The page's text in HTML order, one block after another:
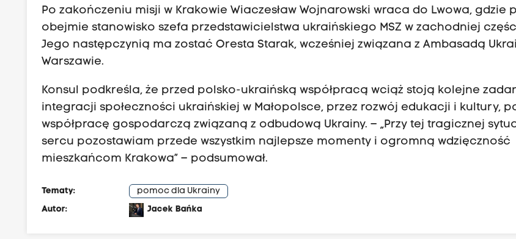
Po zakończeniu misji w Krakowie Wiaczesław Wojnarowski wraca do Lwowa, gdzie
obejmie stanowisko szefa przedstawicielstwa ukraińskiego MSZ w zachodniej
Jego następczynią ma zostać Oresta Starak, wcześniej związana z Ambasadą
Warszawie.
Konsul podkreśla, że przed polsko-ukraińską współpracą wciąż stoją kolejne
integracji społeczności ukraińskiej w Małopolsce, przez rozwój edukacji i kultury,
współpracę gospodarczą związaną z odbudową Ukrainy. – „Przy tej tragicznej
sercu pozostawiam przede wszystkim najlepsze momenty i ogromną wdzięczność
mieszkańcom Krakowa” – podsumował.
Tematy:
pomoc dla Ukrainy
Autor:
Jacek Bańka